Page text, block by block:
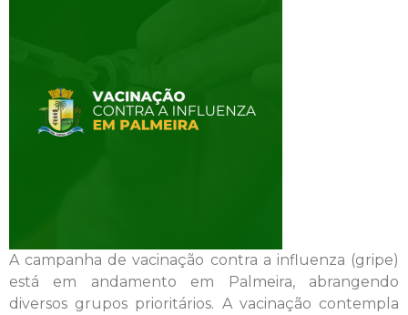
A campanha de vacinação contra a influenza (gripe)
está em andamento em Palmeira, abrangendo
diversos grupos prioritários. A vacinação contempla